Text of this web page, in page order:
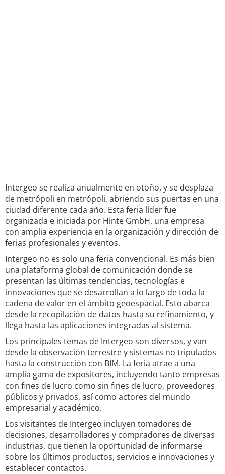
Intergeo se realiza anualmente en otoño, y se desplaza
de metrópoli en metrópoli, abriendo sus puertas en una
ciudad diferente cada año. Esta feria líder fue
organizada e iniciada por Hinte GmbH, una empresa
con amplia experiencia en la organización y dirección de
ferias profesionales y eventos.
Intergeo no es solo una feria convencional. Es más bien
una plataforma global de comunicación donde se
presentan las últimas tendencias, tecnologías e
innovaciones que se desarrollan a lo largo de toda la
cadena de valor en el ámbito geoespacial. Esto abarca
desde la recopilación de datos hasta su refinamiento, y
llega hasta las aplicaciones integradas al sistema.
Los principales temas de Intergeo son diversos, y van
desde la observación terrestre y sistemas no tripulados
hasta la construcción con BIM. La feria atrae a una
amplia gama de expositores, incluyendo tanto empresas
con fines de lucro como sin fines de lucro, proveedores
públicos y privados, así como actores del mundo
empresarial y académico.
Los visitantes de Intergeo incluyen tomadores de
decisiones, desarrolladores y compradores de diversas
industrias, que tienen la oportunidad de informarse
sobre los últimos productos, servicios e innovaciones y
establecer contactos.